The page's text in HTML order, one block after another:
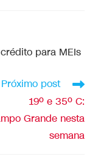
para MEIs
Próximo post
19º e 35º C:
Grande nesta
semana